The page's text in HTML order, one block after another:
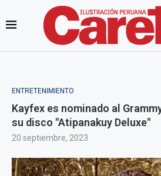
ENTRETENIMIENTO
Kayfex es nominado al
su disco "Atipanakuy Deluxe"
20 septiembre, 2023